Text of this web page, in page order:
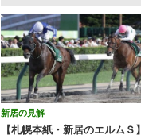
新居の見解
【札幌本紙・新居のエルムＳ】